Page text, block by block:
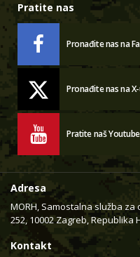
Pratite nas
Pronađite nas na
Pronađite nas na
Pratite naš
Adresa
MORH, Samostalna služba
252, 10002 Zagreb, Republika
Kontakt